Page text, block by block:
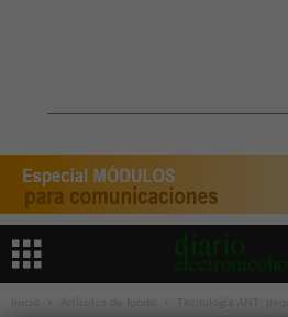
Artículos de fondo Tecnología ANT: